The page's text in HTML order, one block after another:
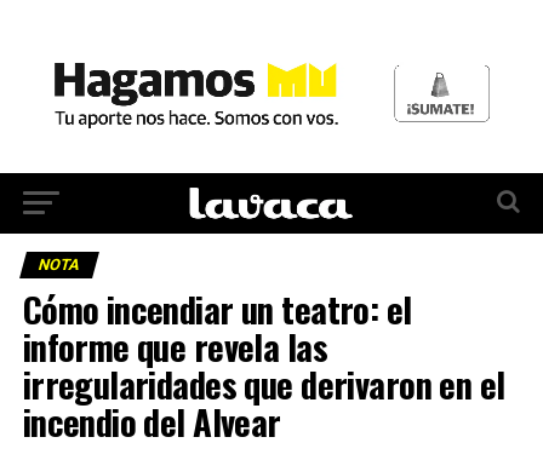
NOTA
Cómo incendiar un teatro: el
informe que revela las
irregularidades que derivaron en el
incendio del Alvear